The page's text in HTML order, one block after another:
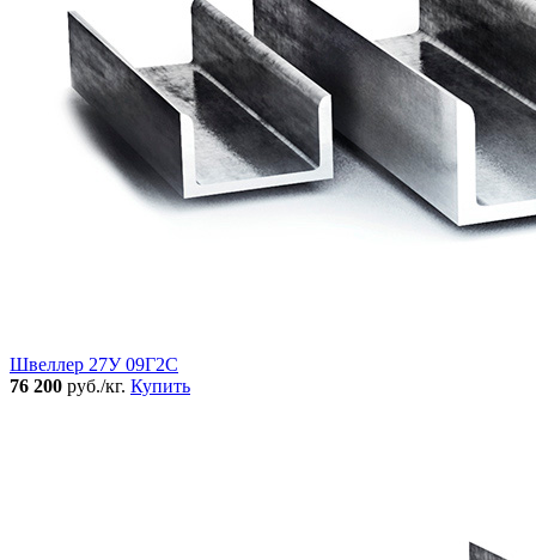
Швеллер 27У 09Г2С
76 200 руб./кг. Купить